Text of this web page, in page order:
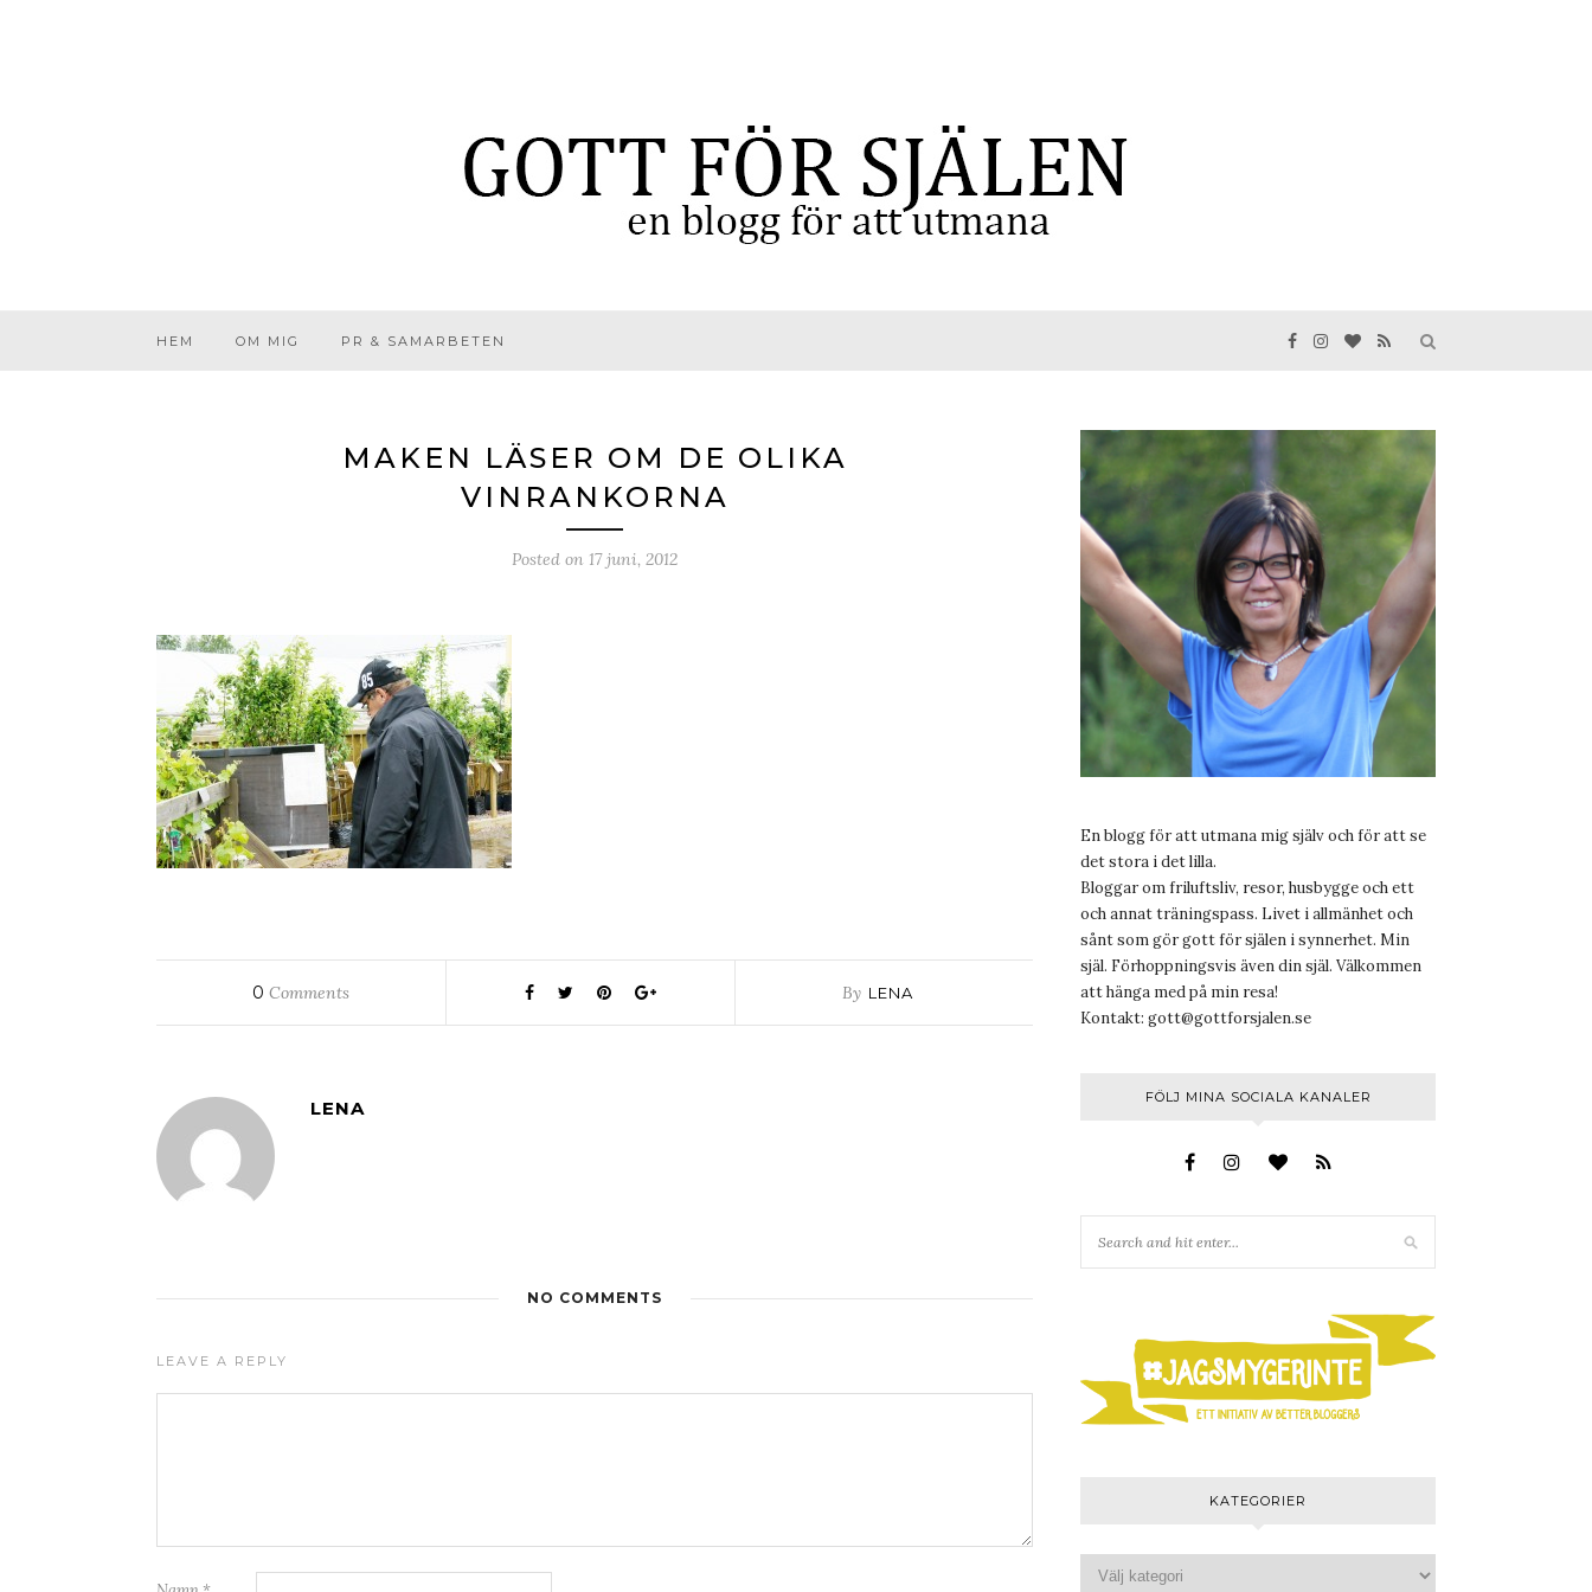
HEM OM MIG PR & SAMARBETEN
MAKEN LÄSER OM DE OLIKA
VINRANKORNA
Posted on 17 juni, 2012
0 Comments By LENA
LENA
NO COMMENTS
LEAVE A REPLY
En blogg för att utmana mig själv och för att se
det stora i det lilla.
Bloggar om friluftsliv, resor, husbygge och ett
och annat träningspass. Livet i allmänhet och
sånt som gör gott för själen i synnerhet. Min
själ. Förhoppningsvis även din själ. Välkommen
att hänga med på min resa!
Kontakt: gott@gottforsjalen.se
FÖLJ MINA SOCIALA KANALER
KATEGORIER